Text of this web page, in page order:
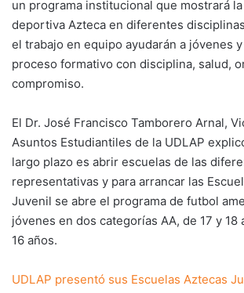
un programa institucional que mostrará
deportiva Azteca en diferentes
el trabajo en equipo ayudarán a jóvenes
proceso formativo con disciplina, salud,
compromiso.
El Dr. José Francisco Tamborero Arnal,
Asuntos Estudiantiles de la UDLAP
largo plazo es abrir escuelas de las
representativas y para arrancar las
Juvenil se abre el programa de futbol
jóvenes en dos categorías AA, de 17 y 18
16 años.
UDLAP presentó sus Escuelas Aztecas